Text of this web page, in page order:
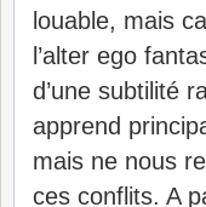
louable, mais
l’alter ego
d’une subtilité
apprend
mais ne nous
ces conflits. A